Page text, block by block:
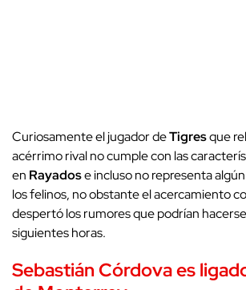
Curiosamente el jugador deTigresque
acérrimo rival no cumple con las
en Rayadose incluso no representa
los felinos, no obstante el acercamiento
despertó los rumores que podrían
siguientes horas.
Sebastián Córdovaes